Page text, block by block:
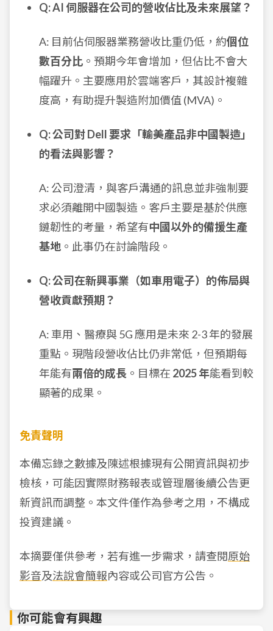
Q: AI 伺服器在公司的營收佔比及未來展望？
A: 目前佔伺服器業務營收比重仍低，約個位
數百分比 。預期今年會增加，但佔比不會大
幅躍升。主要應用於雲端客戶，其設計複雜
度高，有助提升製造附加價值 (MVA)。
Q: 公司對 Dell 要求「輸美產品非中國製造」
的看法與影響？
A: 公司澄清，與客戶溝通的訊息並非強制要
求必須離開中國製造。客戶主要是基於供應
鏈韌性的考量，希望有中國以外的備援生產
基地 。此事仍在討論階段。
Q: 公司在新興事業（如車用電子）的佈局與
營收貢獻預期？
A: 車用、醫療與 5G 應用是未來 2-3 年的發展
重點。現階段營收佔比仍非常低，但預期每
年能有兩倍的成長 。目標在 2025 年能看到較
顯著的成果。
免責聲明
本備忘錄之數據及陳述根據現有公開資訊與初步
檢核，可能因實際財務報表或管理層後續公告更
新資訊而調整。本文件僅作為參考之用，不構成
投資建議。
本摘要僅供參考，若有進一步需求，請查閱原始
影音及法說會簡報內容或公司官方公告。
你可能會有興趣